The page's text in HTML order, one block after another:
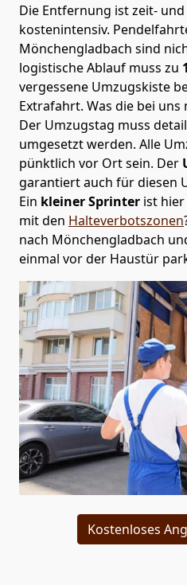
Die Entfernung ist zeit-
kostenintensiv.
Mönchen­gladbach sind
logistische Ablauf muss zu
vergessene Umzugskiste
Extrafahrt. Was die bei
Der Umzugstag muss
umgesetzt werden. Alle
pünktlich vor Ort sein. Der
garantiert auch für diesen
Ein kleiner Sprinter ist hier
mit den Halteverbotszonen
nach Mönchen­gladbach
einmal vor der Haustür
Kostenloses